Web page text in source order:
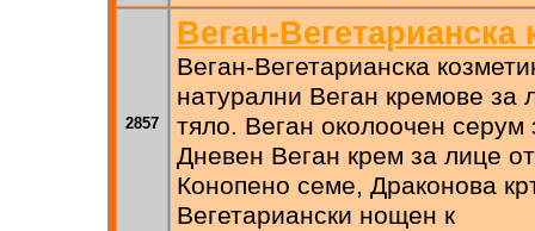
2857
Веган-Вегетарианска
Веган-Вегетарианска
натурални Веган кремове за
тяло. Веган околоочен
Дневен Веган крем за лице
Конопено семе, Драконова
Вегетариански нощен к